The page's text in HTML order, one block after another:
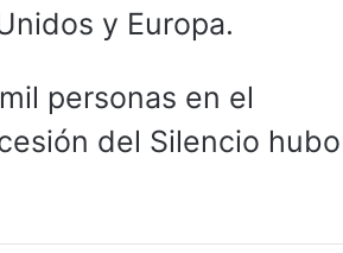
y Europa.
personas en el
del Silencio hubo